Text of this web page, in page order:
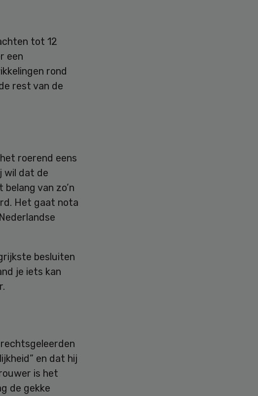
tot 12
een
rond
rest van de
roerend eens
wil dat de
van zo’n
Het gaat nota
besluiten
je iets kan
en dat hij
is het
de gekke